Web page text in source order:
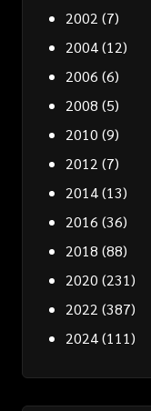
2002 (7)
2004(12)
2006 (6)
2008 (5)
2010 (9)
2012 (7)
2014(13)
2016 (36)
2018 (88)
2020 (231)
2022 (387)
2024(111)